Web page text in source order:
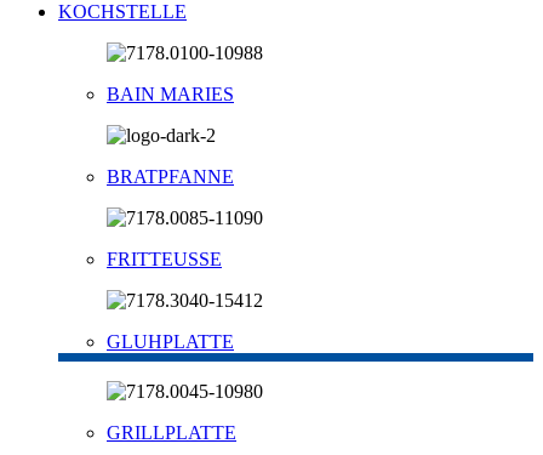
KOCHSTELLE
BAIN MARIES
BRATPFANNE
FRITTEUSSE
GLUHPLATTE
GRILLPLATTE